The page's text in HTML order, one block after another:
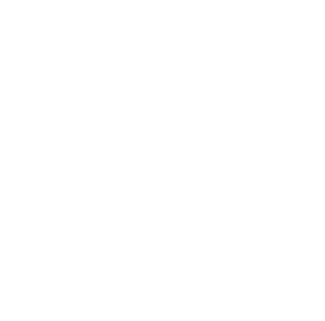
其實暗地裡是負責處決逃過法網罪